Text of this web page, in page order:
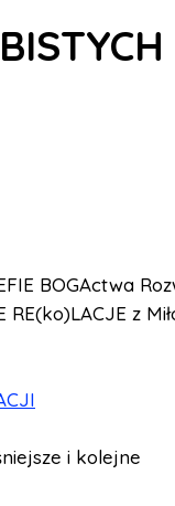
BOGActwa
z
i kolejne